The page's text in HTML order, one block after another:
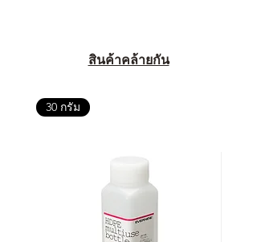
สินค้าคล้ายกัน
30 กรัม